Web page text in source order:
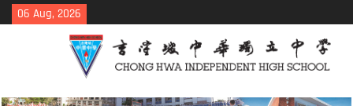
Skip
to
06 Aug, 2026